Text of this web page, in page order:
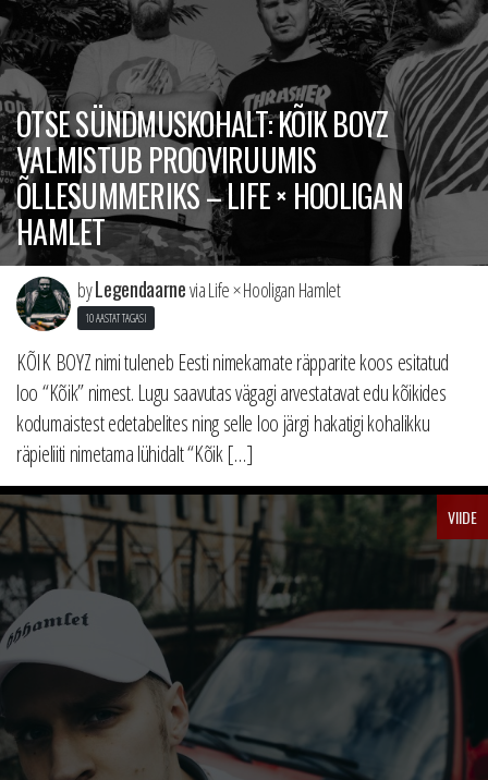
OTSE SÜNDMUSKOHALT: KÕIK BOYZ
VALMISTUB PROOVIRUUMIS
ÕLLESUMMERIKS – LIFE × HOOLIGAN
HAMLET
byLegendaarnevia Life × Hooligan Hamlet
10 AASTAT TAGASI
KÕIK BOYZ nimi tuleneb Eesti nimekamate räpparite koos esitatud
loo “Kõik” nimest. Lugu saavutas vägagi arvestatavat edu kõikides
kodumaistest edetabelites ning selle loo järgi hakatigi kohalikku
räpieliiti nimetama lühidalt “Kõik […]
VIIDE